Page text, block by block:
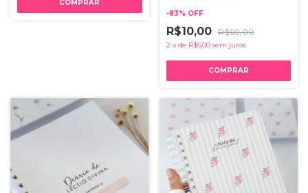
-83% OFF
R$10,00 R$60,00
2 x de R$5,00 sem juros